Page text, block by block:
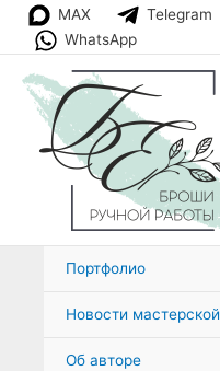
Перейти
содержимому
MAX Telegram
WhatsApp
Портфолио
Новости мастерской
Об авторе